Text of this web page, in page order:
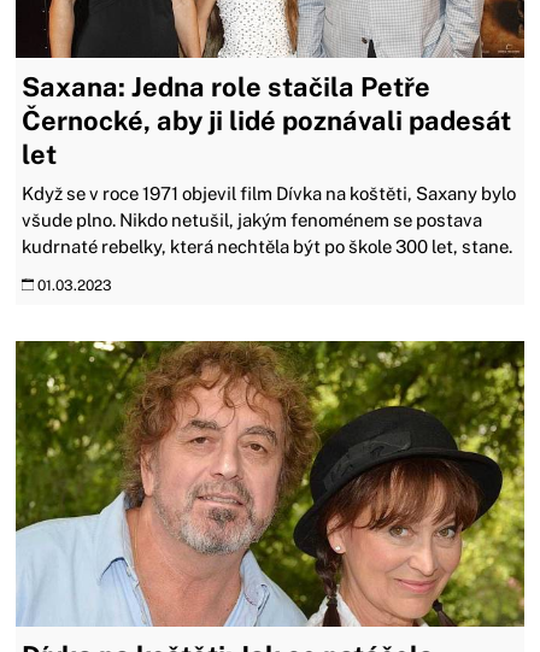
Saxana: Jedna role stačila Petře
Černocké, aby ji lidé poznávali padesát
let
Když se v roce 1971 objevil film Dívka na koštěti, Saxany bylo
všude plno. Nikdo netušil, jakým fenoménem se postava
kudrnaté rebelky, která nechtěla být po škole 300 let, stane.
01.03.2023